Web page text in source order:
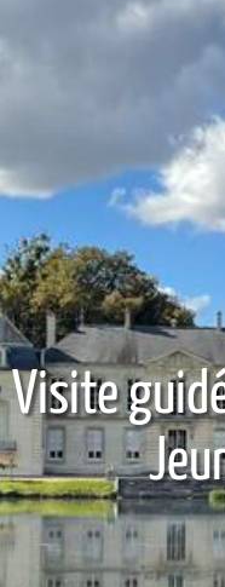
Visite